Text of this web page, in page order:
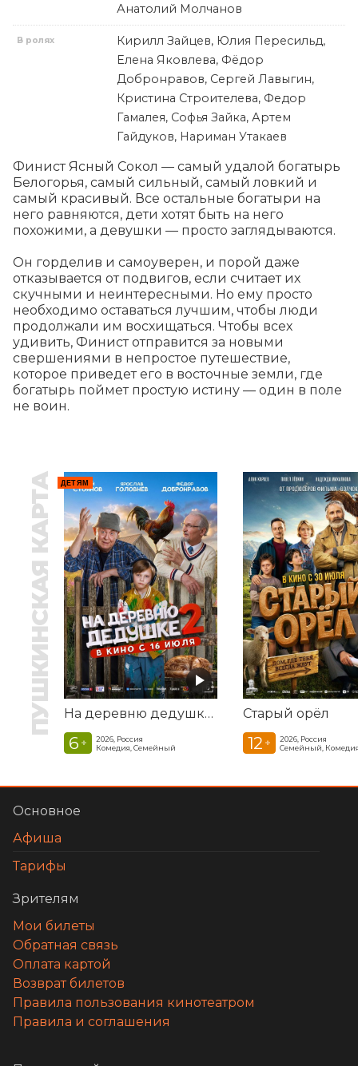
Анатолий Молчанов
В ролях
Кирилл Зайцев, Юлия Пересильд,
Елена Яковлева, Фёдор
Добронравов, Сергей Лавыгин,
Кристина Строителева, Федор
Гамалея, Софья Зайка, Артем
Гайдуков, Нариман Утакаев
Финист Ясный Сокол — самый удалой богатырь
Белогорья, самый сильный, самый ловкий и
самый красивый. Все остальные богатыри на
него равняются, дети хотят быть на него
похожими, а девушки — просто заглядываются.
Он горделив и самоуверен, и порой даже
отказывается от подвигов, если считает их
скучными и неинтересными. Но ему просто
необходимо оставаться лучшим, чтобы люди
продолжали им восхищаться. Чтобы всех
удивить, Финист отправится за новыми
свершениями в непростое путешествие,
которое приведет его в восточные земли, где
богатырь поймет простую истину — один в поле
не воин.
ПУШКИНСКАЯ КАРТА ДЕТЯМ
На деревню дедушке 2
6 +
2026, Россия
Комедия, Семейный
Старый орёл
12 +
2026, Россия
Семейный,
Основное
Афиша
Тарифы
Зрителям
Мои билеты
Обратная связь
Оплата картой
Возврат билетов
Правила пользования кинотеатром
Правила и соглашения